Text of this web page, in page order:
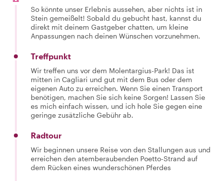
So könnte unser Erlebnis aussehen, aber nichts ist in
Stein gemeißelt! Sobald du gebucht hast, kannst du
direkt mit deinem Gastgeber chatten, um kleine
Anpassungen nach deinen Wünschen vorzunehmen.
Treffpunkt
Wir treffen uns vor dem Molentargius-Park! Das ist
mitten in Cagliari und gut mit dem Bus oder dem
eigenen Auto zu erreichen. Wenn Sie einen Transport
benötigen, machen Sie sich keine Sorgen! Lassen Sie
es mich einfach wissen, und ich hole Sie gegen eine
geringe zusätzliche Gebühr ab.
Radtour
Wir beginnen unsere Reise von den Stallungen aus und
erreichen den atemberaubenden Poetto-Strand auf
dem Rücken eines wunderschönen Pferdes